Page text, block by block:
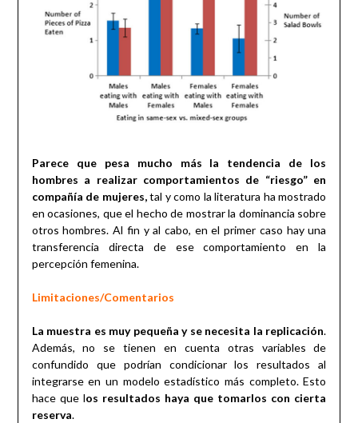
Parece que pesa mucho más la tendencia de los
hombres a realizar comportamientos de “riesgo” en
compañía de mujeres,tal y como la literatura ha mostrado
en ocasiones, que el hecho de mostrar la dominancia sobre
otros hombres. Al fin y al cabo, en el primer caso hay una
transferencia directa de ese comportamiento en la
percepción femenina.
Limitaciones/Comentarios
La muestra es muy pequeña y se necesita la replicación.
Además, no se tienen en cuenta otras variables de
confundido que podrían condicionar los resultados al
integrarse en un modelo estadístico más completo. Esto
hace que los resultados haya que tomarlos con cierta
reserva.